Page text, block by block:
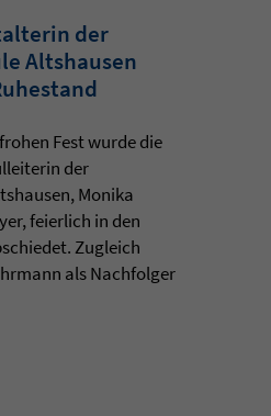
der
Altshausen
Fest wurde die
der
Monika
feierlich in den
Zugleich
als Nachfolger